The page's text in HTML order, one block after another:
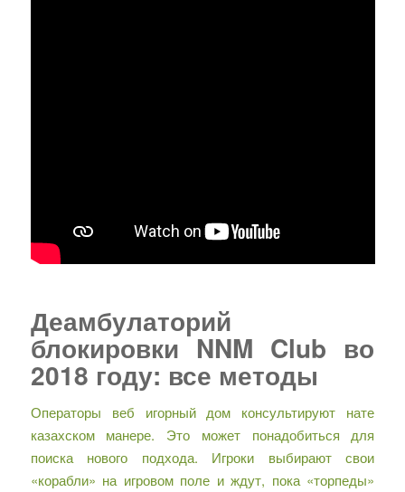
Деамбулаторий
блокировки NNM Club во
2018 году: все методы
Операторы веб игорный дом консультируют нате
казахском манере. Это может понадобиться для
поиска нового подхода. Игроки выбирают свои
«корабли» на игровом поле и ждут, пока «торпеды»